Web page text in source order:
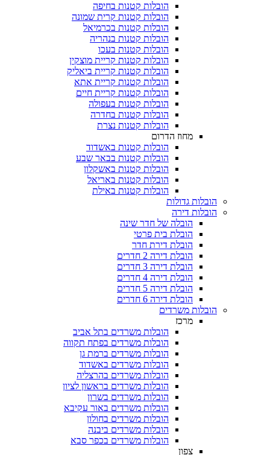
הובלות קטנות בחיפה
הובלות קטנות קרית שמונה
הובלות קטנות בכרמיאל
הובלות קטנות בנהריה
הובלות קטנות בעכו
הובלות קטנות קריית מוצקין
הובלות קטנות קריית ביאליק
הובלות קטנות קריית אתא
הובלות קטנות קריית חיים
הובלות קטנות בעפולה
הובלות קטנות בחדרה
הובלות קטנות נצרת
הובלות קטנות באשדוד
הובלות קטנות בבאר שבע
הובלות קטנות באשקלון
הובלות קטנות באריאל
הובלות קטנות באילת
הובלה של חדר שינה
הובלות משרדים בתל אביב
הובלות משרדים בפתח תקווה
הובלות משרדים ברמת גן
הובלות משרדים באשדוד
הובלות משרדים בהרצליה
הובלות משרדים בראשון לציון
הובלות משרדים בשרון
הובלות משרדים באור עקיבא
הובלות משרדים בחולון
הובלות משרדים ביבנה
הובלות משרדים בכפר סבא